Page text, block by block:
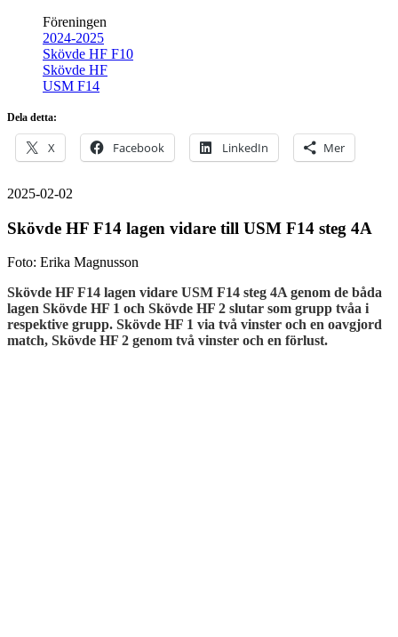
Föreningen
2024-2025
Skövde HF F10
Skövde HF
USM F14
Dela detta:
X Facebook LinkedIn Mer
2025-02-02
Skövde HF F14 lagen vidare till USM F14 steg 4A
Foto: Erika Magnusson
Skövde HF F14 lagen vidare USM F14 steg 4A genom de båda
lagen Skövde HF 1 och Skövde HF 2 slutar som grupp tvåa i
respektive grupp. Skövde HF 1 via två vinster och en oavgjord
match, Skövde HF 2 genom två vinster och en förlust.